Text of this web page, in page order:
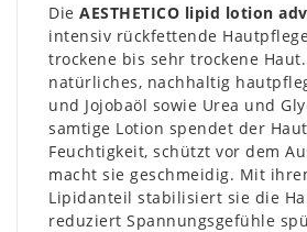
Die AESTHETICO lipid lotion
intensiv rückfettende
trockene bis sehr trockene
natürliches, nachhaltig
und Jojobaöl sowie Urea und
samtige Lotion spendet der
Feuchtigkeit, schützt vor dem
macht sie geschmeidig. Mit
Lipidanteil stabilisiert sie die
reduziert Spannungsgefühle